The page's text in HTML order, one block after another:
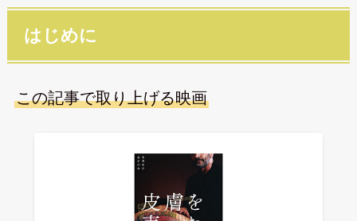
はじめに
この記事で取り上げる映画